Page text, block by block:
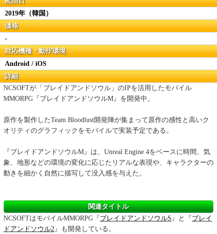
2019年（韓国）
価格
-
対応機種・動作環境
Android / iOS
詳細
NCSOFTが「ブレイドアンドソウル」のIPを活用したモバイル
MMORPG『ブレイドアンドソウルM』を開発中。
原作を製作したTeam Bloodlust開発陣が集まって原作の感性と高いク
オリティのグラフィックをモバイルで実装予定である。
『ブレイドアンドソウルM』は、Unreal Engine 4をベースに時間、気
象、地形などの環境の変化に応じたリアルな表現や、キャラクターの
動きを細かく自然に描写して没入感を与えた。
関連タイトル
NCSOFTはモバイルMMORPG『 ブレイドアンドソウルS 』と『 ブレイ
ドアンドソウル2』も開発している。